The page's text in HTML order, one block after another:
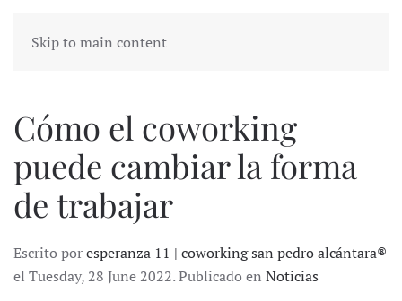
Skip to main content
Cómo el coworking
puede cambiar la forma
de trabajar
Escrito poresperanza 11 | coworking san pedro alcántara®
el Tuesday, 28 June 2022. Publicado en Noticias